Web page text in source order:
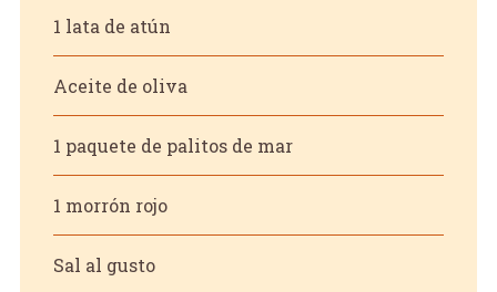
1 lata de atún
Aceite de oliva
1 paquete de palitos de mar
1 morrón rojo
Sal al gusto